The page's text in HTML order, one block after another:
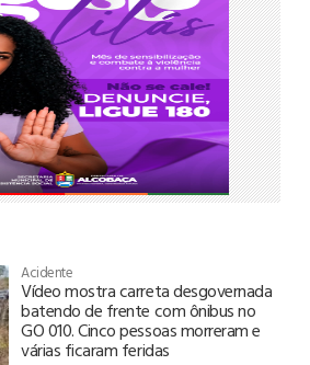
Acidente
Vídeo mostra carreta desgovernada
batendo de frente com ônibus no
GO 010. Cinco pessoas morreram e
várias ficaram feridas